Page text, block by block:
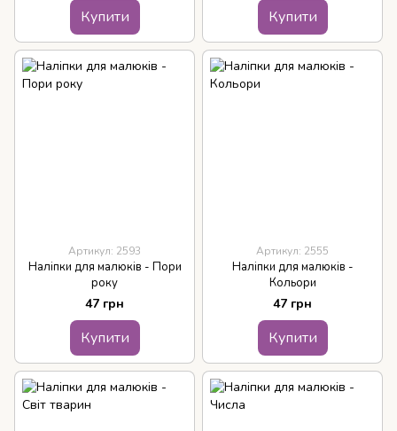
Купити Купити
Артикул: 2593
Наліпки для малюків - Пори
року
47 грн
Купити
Артикул: 2555
Наліпки для малюків -
Кольори
47 грн
Купити